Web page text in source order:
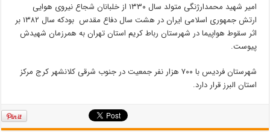
امیر شهید محمدارژنگی متولد سال ۱۳۳۰ از خلبانان شجاع نیروی هوایی
ارتش جمهوری اسلامی ایران در هشت سال دفاع مقدس بودکه سال ۱۳۸۲ بر
اثر سقوط هواپیما در شهرستان رباط کریم استان تهران به همرزمان شهیدش
پیوست.
شهرستان فردیس با ۷۰۰ هزار نفر جمعیت در جنوب شرقی کلانشهر کرج مرکز
استان البرز قرار دارد.